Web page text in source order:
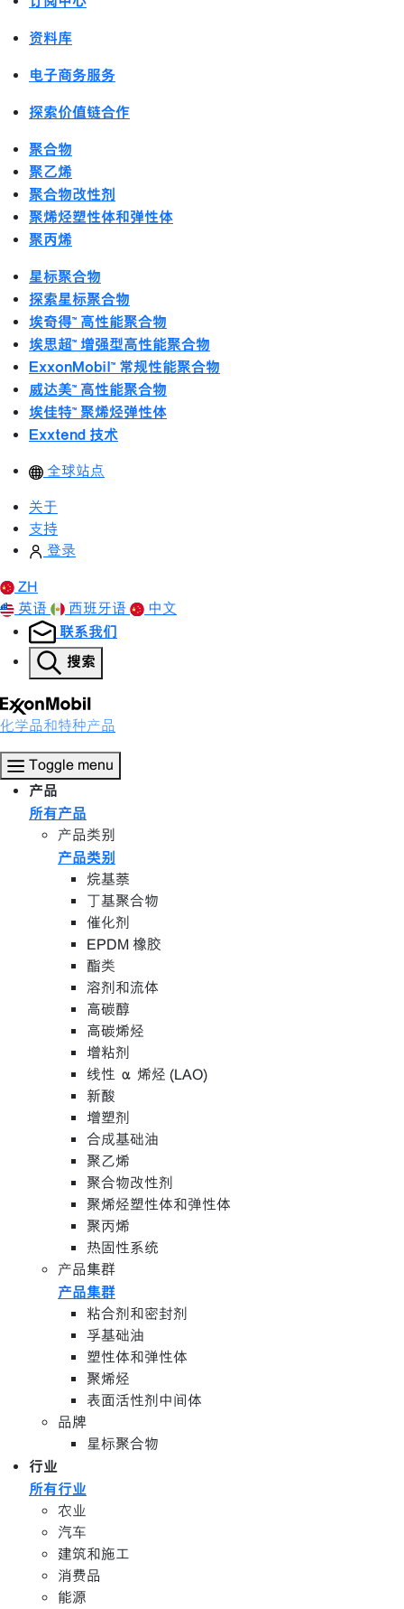
资料库
电子商务服务
探索价值链合作
聚合物
聚乙烯
聚合物改性剂
聚烯烃塑性体和弹性体
聚丙烯
星标聚合物
探索星标聚合物
埃奇得™ 高性能聚合物
埃思超™ 增强型高性能聚合物
ExxonMobil™ 常规性能聚合物
威达美™ 高性能聚合物
埃佳特™ 聚烯烃弹性体
Exxtend 技术
全球站点
关于
支持
登录
ZH
英语
西班牙语 中文
联系我们
搜索
化学品和特种产品
Toggle menu
产品
所有产品
产品类别
产品类别
烷基萘
丁基聚合物
催化剂
EPDM 橡胶
酯类
溶剂和流体
高碳醇
高碳烯烃
增粘剂
线性 α 烯烃 (LAO)
新酸
增塑剂
合成基础油
聚乙烯
聚合物改性剂
聚烯烃塑性体和弹性体
聚丙烯
热固性系统
产品集群
产品集群
粘合剂和密封剂
孚基础油
塑性体和弹性体
聚烯烃
表面活性剂中间体
品牌
星标聚合物
行业
所有行业
农业
汽车
建筑和施工
消费品
能源